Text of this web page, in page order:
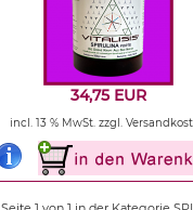
34,75 EUR
incl. 13 % MwSt. zzgl.